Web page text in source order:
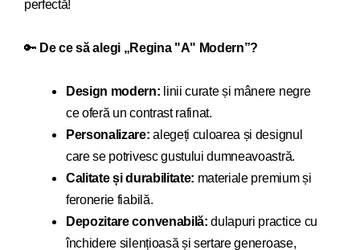
perfectă!
🔑 De ce să alegi „Regina "A" Modern”?
Design modern: linii curate și mânere negre
ce oferă un contrast rafinat.
Personalizare: alegeți culoarea și designul
care se potrivesc gustului dumneavoastră.
Calitate și durabilitate: materiale premium și
feronerie fiabilă.
Depozitare convenabilă:dulapuri practice cu
închidere silențioasă și sertare generoase,